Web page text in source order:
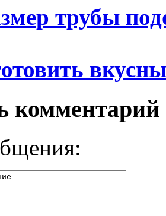
трубы
комментарий